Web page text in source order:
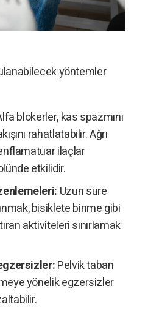
yöntemler
blokerler, kas spazmını
rahatlatabilir. Ağrı
ilaçlar
etkilidir.
Uzun süre
bisiklete binme gibi
aktiviteleri sınırlamak
Pelvik taban
yönelik egzersizler